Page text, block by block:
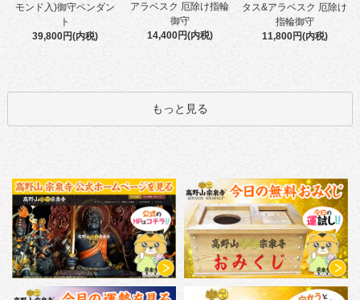
モンド入)御守ペンダン
ト
39,800円(内税)
アラベスク 厄除け指輪
御守
14,400円(内税)
タス&アラベスク 厄除け
指輪御守
11,800円(内税)
もっと見る